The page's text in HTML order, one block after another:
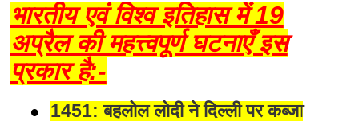
भारतीय एवं विश्व इतिहास में 19
अप्रैल की महत्त्वपूर्ण घटनाएँ इस
प्रकार है:-
1451: बहलोल लोदी ने दिल्ली पर कब्जा